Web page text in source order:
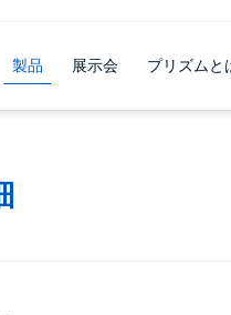
製品 展示会 プリズムと